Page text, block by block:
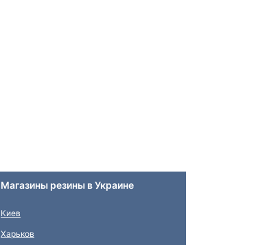
Магазины резины в Украине
Киев
Харьков